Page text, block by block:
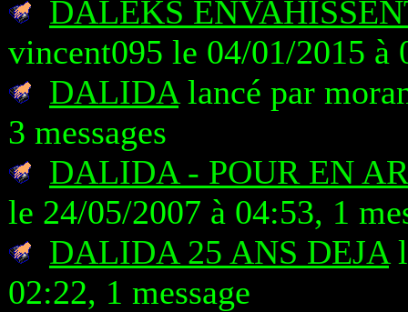
DALEKS
vincent095 le 04/01/2015 à
DALIDAlancé par
3 messages
DALIDA - POUR EN
le 24/05/2007 à 04:53, 1
DALIDA 25 ANS DEJA
02:22, 1 message